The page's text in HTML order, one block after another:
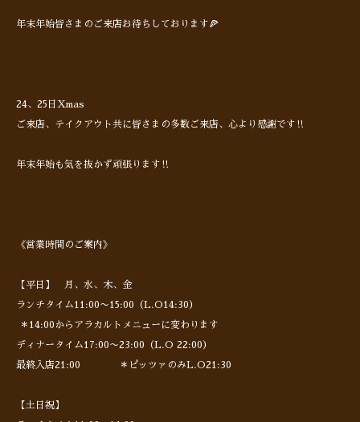
年末年始皆さまのご来店お待ちしております🍕
24、25日Xmas
ご来店、テイクアウト共に皆さまの多数ご来店、心より感謝です‼︎
年末年始も気を抜かず頑張ります‼︎
《営業時間のご案内》
【平日】 月、水、木、金
ランチタイム11:00〜15:00（L.O14:30）
＊14:00からアラカルトメニューに変わります
ディナータイム17:00〜23:00（L.O 22:00）
最終入店21:00 ＊ピッツァのみL.O21:30
【土日祝】